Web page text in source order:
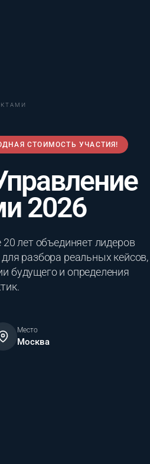
СТОИМОСТЬ УЧАСТИЯ!
2026
лет объединяет лидеров
разбора реальных кейсов,
будущего и определения
Место
Москва